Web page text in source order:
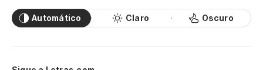
Automático Claro Oscuro